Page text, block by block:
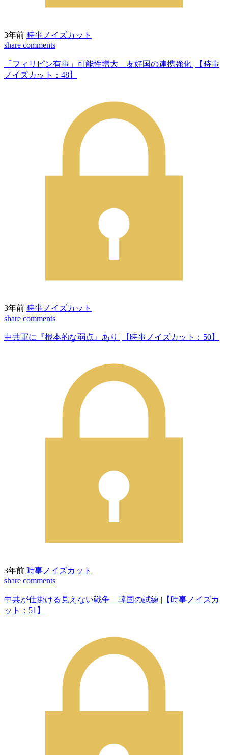
3年前 時事ノイズカット
share comments
「フィリピン有事」可能性増大 友好国の連携強化 |【時事
ノイズカット：48】
3年前 時事ノイズカット
share comments
中共軍に『根本的な弱点』あり |【時事ノイズカット：50】
3年前 時事ノイズカット
share comments
中共が仕掛ける見えない戦争 韓国の試練 |【時事ノイズカ
ット：51】